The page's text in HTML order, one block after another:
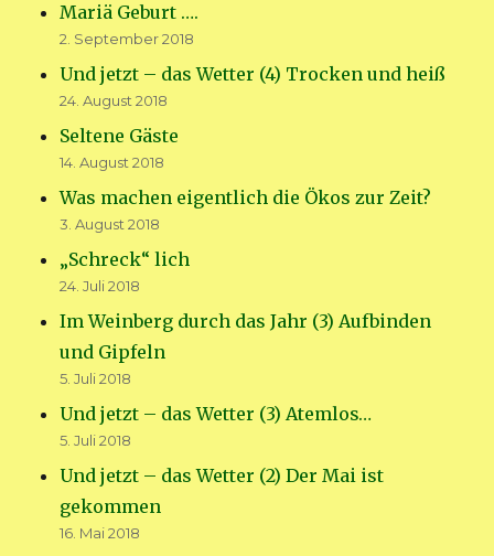
Mariä Geburt ….
2. September 2018
Und jetzt – das Wetter (4) Trocken und heiß
24. August 2018
Seltene Gäste
14. August 2018
Was machen eigentlich die Ökos zur Zeit?
3. August 2018
„Schreck“ lich
24. Juli 2018
Im Weinberg durch das Jahr (3) Aufbinden
und Gipfeln
5. Juli 2018
Und jetzt – das Wetter (3) Atemlos…
5. Juli 2018
Und jetzt – das Wetter (2) Der Mai ist
gekommen
16. Mai 2018